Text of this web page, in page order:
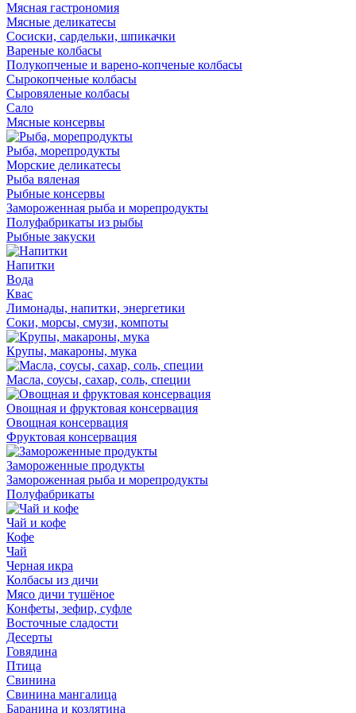
Мясная гастрономия
Мясные деликатесы
Сосиски, сардельки, шпикачки
Вареные колбасы
Полукопченые и варено-копченые колбасы
Сырокопченые колбасы
Сыровяленые колбасы
Сало
Мясные консервы
Рыба, морепродукты
Морские деликатесы
Рыба вяленая
Рыбные консервы
Замороженная рыба и морепродукты
Полуфабрикаты из рыбы
Рыбные закуски
Напитки
Вода
Квас
Лимонады, напитки, энергетики
Соки, морсы, смузи, компоты
Крупы, макароны, мука
Масла, соусы, сахар, соль, специи
Овощная и фруктовая консервация
Овощная консервация
Фруктовая консервация
Замороженные продукты
Замороженная рыба и морепродукты
Полуфабрикаты
Чай и кофе
Кофе
Чай
Черная икра
Колбасы из дичи
Мясо дичи тушёное
Конфеты, зефир, суфле
Восточные сладости
Десерты
Говядина
Птица
Свинина
Свинина мангалица
Баранина и козлятина